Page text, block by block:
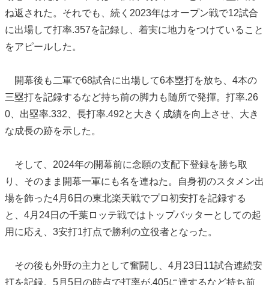
ね返された。それでも、続く2023年はオープン戦で12試合
に出場して打率.357を記録し、着実に地力をつけていること
をアピールした。
開幕後も二軍で68試合に出場して6本塁打を放ち、4本の
三塁打を記録するなど持ち前の脚力も随所で発揮。打率.26
0、出塁率.332、長打率.492と大きく成績を向上させ、大き
な成長の跡を示した。
そして、2024年の開幕前に念願の支配下登録を勝ち取
り、そのまま開幕一軍にも名を連ねた。自身初のスタメン出
場を飾った4月6日の東北楽天戦でプロ初安打を記録する
と、4月24日の千葉ロッテ戦ではトップバッターとしての起
用に応え、3安打1打点で勝利の立役者となった。
その後も外野の主力として奮闘し、4月23日11試合連続安
打を記録。5月5日の時点で打率が.405に達するなど持ち前